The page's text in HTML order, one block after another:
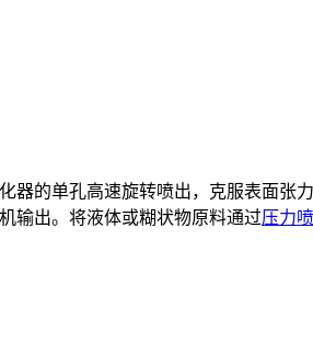
器的单孔高速旋转喷出，克服表面
输出。将液体或糊状物原料通过压力